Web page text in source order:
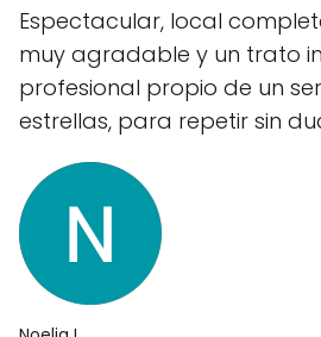
Espectacular, local
muy agradable y un trato
profesional propio de un
estrellas, para repetir sin